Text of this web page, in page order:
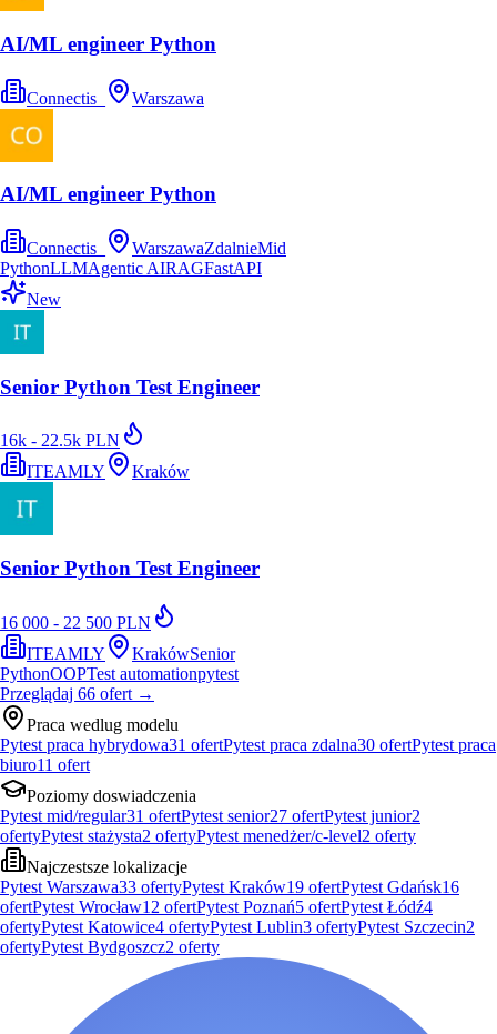
AI/ML engineer Python
Connectis_ Warszawa
AI/ML engineer Python
Connectis_ WarszawaZdalnieMid
PythonLLMAgentic AIRAGFastAPI
New
Senior Python Test Engineer
16k - 22.5k PLN
ITEAMLY
Kraków
Senior Python Test Engineer
16 000 - 22 500 PLN
ITEAMLY
KrakówSenior
PythonOOPTest automationpytest
Przeglądaj 66 ofert →
Praca wedlug modelu
Pytest praca hybrydowa31 ofertPytest praca zdalna30 ofertPytest praca
biuro11 ofert
Poziomy doswiadczenia
Pytest mid/regular31 ofertPytest senior27 ofertPytest junior2
ofertyPytest stażysta2 ofertyPytest menedżer/c-level2 oferty
Najczestsze lokalizacje
Pytest Warszawa33 ofertyPytest Kraków19 ofertPytest Gdańsk16
ofertPytest Wrocław12 ofertPytest Poznań5 ofertPytest Łódź4
ofertyPytest Katowice4 ofertyPytest Lublin3 ofertyPytest Szczecin2
ofertyPytest Bydgoszcz2 oferty